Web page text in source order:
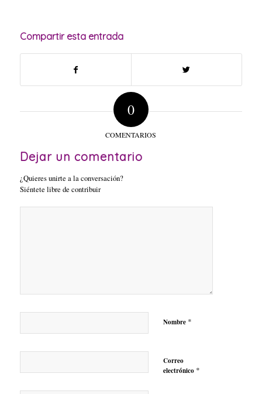
Compartir esta entrada
0
COMENTARIOS
Dejar un comentario
¿Quieres unirte a la conversación?
Siéntete libre de contribuir
Nombre *
Correo
electrónico *